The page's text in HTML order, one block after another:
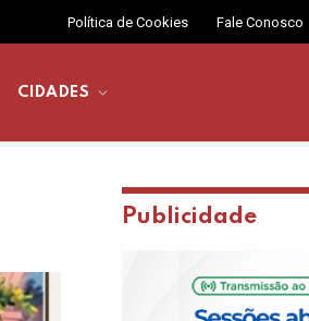
Política de Cookies Fale Conosco
CIDADES
Publicidade